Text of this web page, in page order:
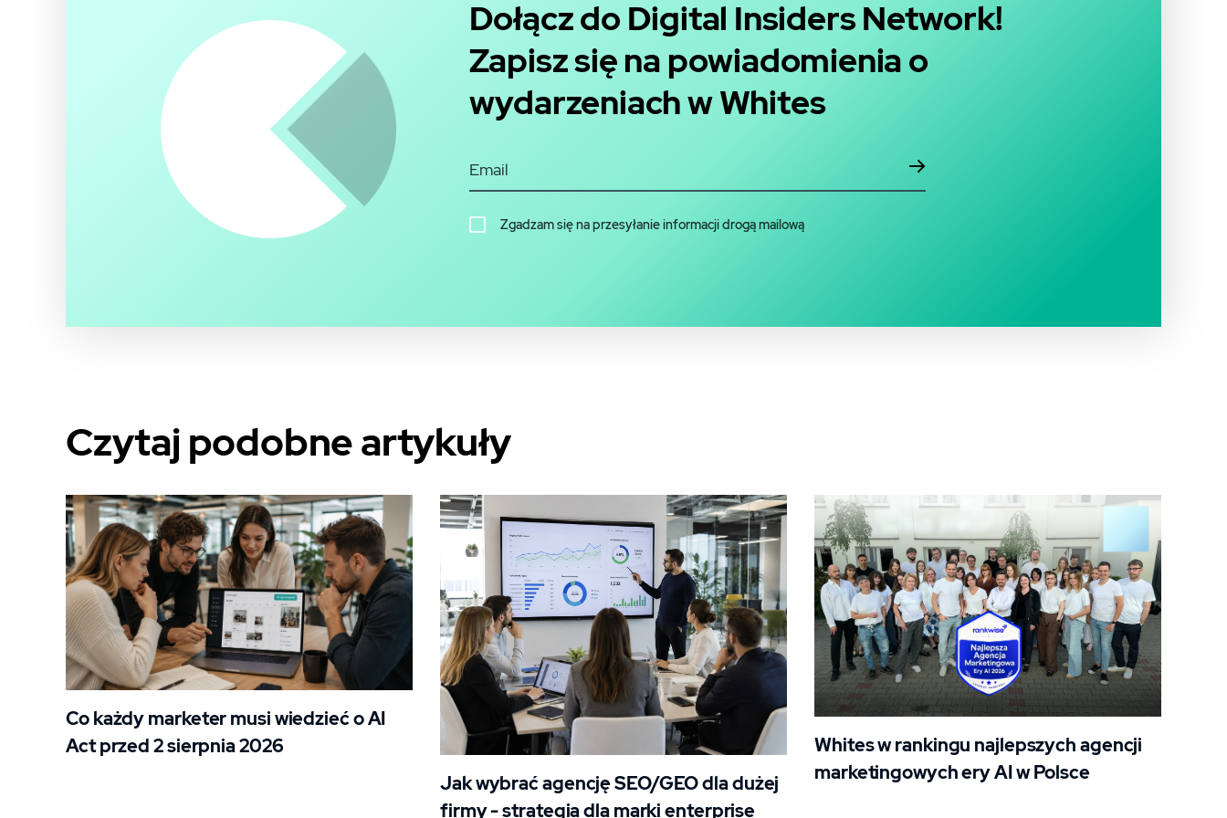
Dołącz do Digital Insiders Network!
Zapisz się na powiadomienia o
wydarzeniach w Whites
Zgadzam się na przesyłanie informacji drogą mailową
Czytaj podobne artykuły
Co każdy marketer musi wiedzieć o AI
Act przed 2 sierpnia 2026
Jak wybrać agencję SEO/GEO dla dużej
firmy - strategia dla marki enterprise
Whites w rankingu najlepszych agencji
marketingowych ery AI w Polsce